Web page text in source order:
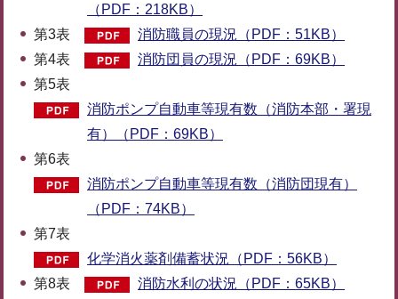
（PDF：218KB）
第3表
消防職員の現況（PDF：51KB）
第4表
消防団員の現況（PDF：69KB）
第5表
消防ポンプ自動車等現有数（消防本部・署現
有）（PDF：69KB）
第6表
消防ポンプ自動車等現有数（消防団現有）
（PDF：74KB）
第7表
化学消火薬剤備蓄状況（PDF：56KB）
第8表
消防水利の状況（PDF：65KB）